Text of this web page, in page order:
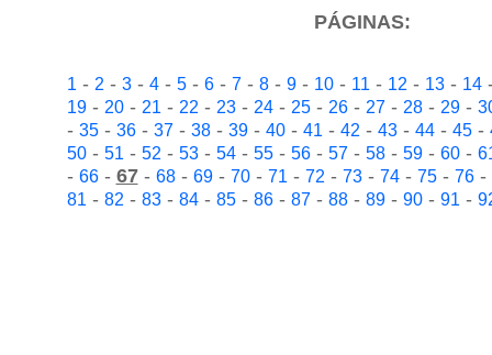
PÁGINAS:
1- 2- 3- 4- 5- 6- 7- 8- 9- 10- 11- 12- 13- 14
19- 20- 21- 22- 23- 24- 25- 26- 27- 28- 29-
- 35- 36- 37- 38- 39- 40- 41- 42- 43- 44- 45-
50- 51- 52- 53- 54- 55- 56- 57- 58- 59- 60-
- 66- 67- 68- 69- 70- 71- 72- 73- 74- 75- 76-
81- 82- 83- 84- 85- 86- 87- 88- 89- 90- 91-